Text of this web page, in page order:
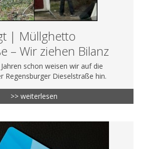
| Müllghetto
– Wir ziehen Bilanz
schon weisen wir auf die
Regensburger Dieselstraße hin.
>> weiterlesen